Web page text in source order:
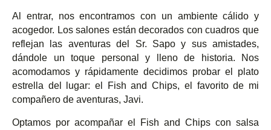
Al entrar, nos encontramos con un ambiente cálido y
acogedor. Los salones están decorados con cuadros que
reflejan las aventuras del Sr. Sapo y sus amistades,
dándole un toque personal y lleno de historia. Nos
acomodamos y rápidamente decidimos probar el plato
estrella del lugar: el Fish and Chips, el favorito de mi
compañero de aventuras, Javi.
Optamos por acompañar el Fish and Chips con salsa